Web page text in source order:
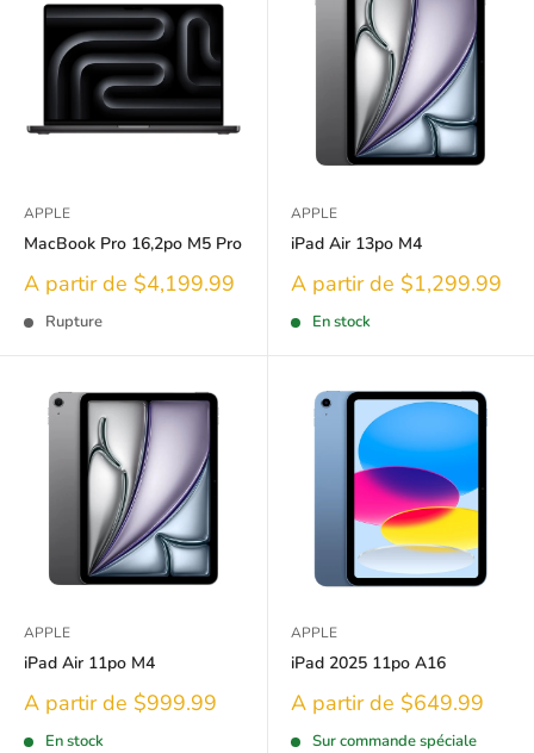
APPLE
MacBook Pro 16,2po M5 Pro
Prix
réduit
A partir de $4,199.99
Rupture
APPLE
iPad Air 13po M4
Prix
réduit
A partir de $1,299.99
En stock
APPLE
iPad Air 11po M4
Prix
réduit
A partir de $999.99
En stock
APPLE
iPad 2025 11po A16
Prix
réduit
A partir de $649.99
Sur commande spéciale